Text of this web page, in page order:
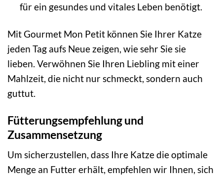
für ein gesundes und vitales Leben benötigt.
Mit Gourmet Mon Petit können Sie Ihrer Katze
jeden Tag aufs Neue zeigen, wie sehr Sie sie
lieben. Verwöhnen Sie Ihren Liebling mit einer
Mahlzeit, die nicht nur schmeckt, sondern auch
guttut.
Fütterungsempfehlung und
Zusammensetzung
Um sicherzustellen, dass Ihre Katze die optimale
Menge an Futter erhält, empfehlen wir Ihnen, sich